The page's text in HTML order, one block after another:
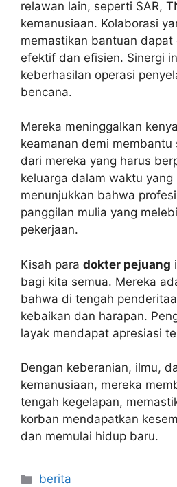
relawan lain, seperti SAR,
kemanusiaan. Kolaborasi
memastikan bantuan dapat
efektif dan efisien. Sinergi
keberhasilan operasi
bencana.
Mereka meninggalkan
keamanan demi membantu
dari mereka yang harus
keluarga dalam waktu yang
menunjukkan bahwa
panggilan mulia yang
pekerjaan.
Kisah para dokter pejuang
bagi kita semua. Mereka
bahwa di tengah
kebaikan dan harapan.
layak mendapat apresiasi
Dengan keberanian, ilmu,
kemanusiaan, mereka
tengah kegelapan,
korban mendapatkan
dan memulai hidup baru.
Kategori
berita